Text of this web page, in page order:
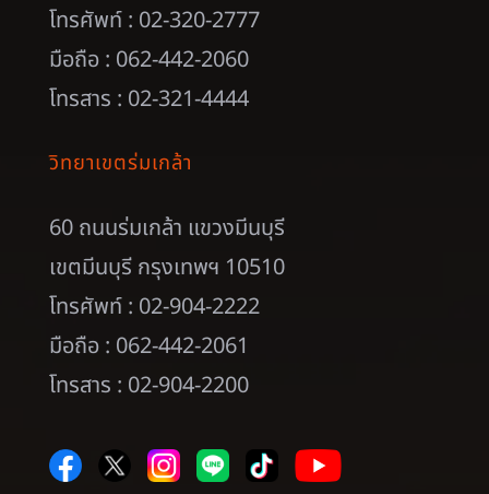
โทรศัพท์ : 02-320-2777
มือถือ : 062-442-2060
โทรสาร : 02-321-4444
วิทยาเขตร่มเกล้า
60 ถนนร่มเกล้า แขวงมีนบุรี
เขตมีนบุรี กรุงเทพฯ 10510
โทรศัพท์ : 02-904-2222
มือถือ : 062-442-2061
โทรสาร : 02-904-2200